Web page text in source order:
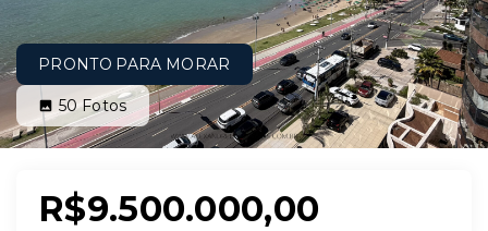
PRONTO PARA MORAR
50Fotos
R$9.500.000,00